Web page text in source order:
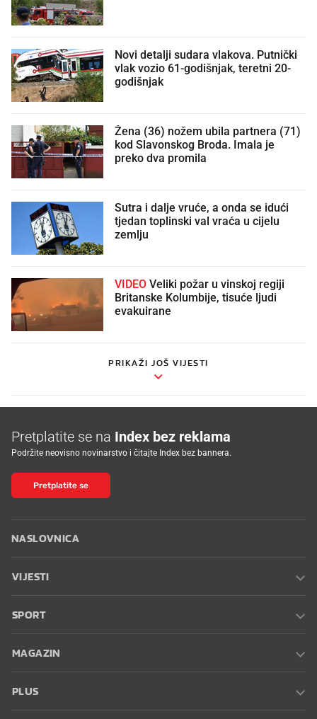
Novi detalji sudara vlakova. Putnički
vlak vozio 61-godišnjak, teretni 20-
godišnjak
Žena (36) nožem ubila partnera (71)
kod Slavonskog Broda. Imala je
preko dva promila
Sutra i dalje vruće, a onda se idući
tjedan toplinski val vraća u cijelu
zemlju
VIDEO
Britanske Kolumbije, tisuće ljudi
evakuirane
PRIKAŽI JOŠ VIJESTI
Pretplatite se na Index bez reklama
Podržite neovisno novinarstvo i čitajte Index bez bannera.
Pretplatite se
NASLOVNICA
VIJESTI
SPORT
MAGAZIN
PLUS